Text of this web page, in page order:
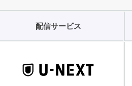
配信サービス